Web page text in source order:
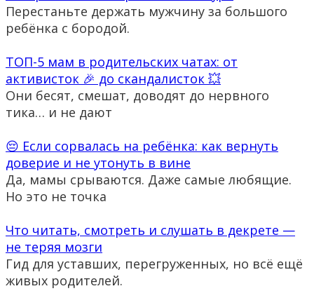
Перестаньте держать мужчину за большого
ребёнка с бородой.
ТОП-5 мам в родительских чатах: от
активисток 🎉 до скандалисток 💥
Они бесят, смешат, доводят до нервного
тика… и не дают
😔 Если сорвалась на ребёнка: как вернуть
доверие и не утонуть в вине
Да, мамы срываются. Даже самые любящие.
Но это не точка
Что читать, смотреть и слушать в декрете —
не теряя мозги
Гид для уставших, перегруженных, но всё ещё
живых родителей.